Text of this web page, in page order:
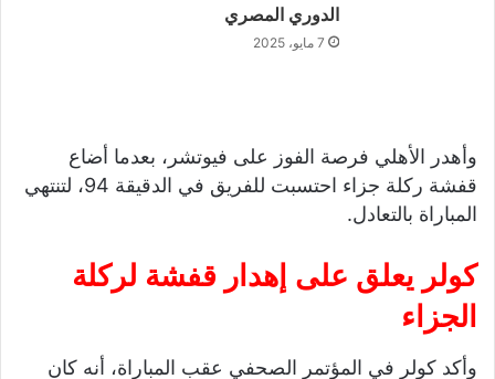
الدوري المصري
7 مايو، 2025
وأهدر الأهلي فرصة الفوز على فيوتشر، بعدما أضاع
قفشة ركلة جزاء احتسبت للفريق في الدقيقة 94، لتنتهي
المباراة بالتعادل.
كولر يعلق على إهدار قفشة لركلة
الجزاء
وأكد كولر في المؤتمر الصحفي عقب المباراة، أنه كان